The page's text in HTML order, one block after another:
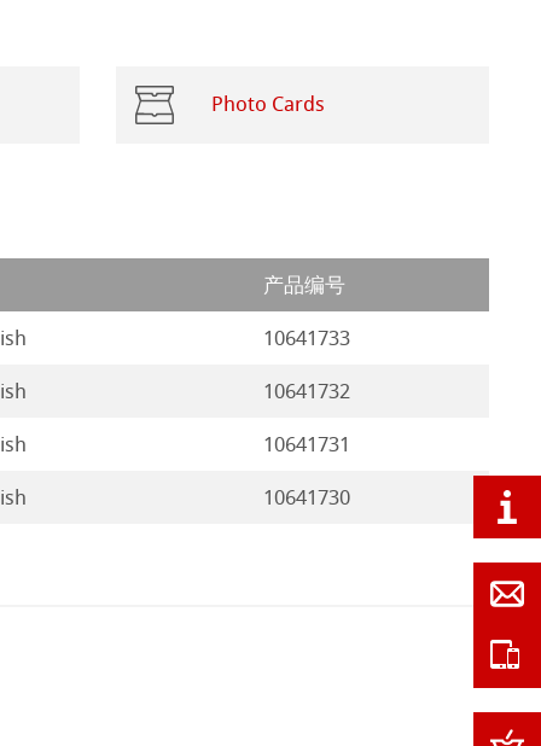
Photo Cards
产品编号
10641733
10641732
10641731
10641730